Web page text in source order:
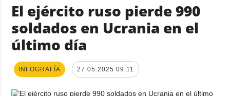
TODAS LAS
CATEGORÍAS
Guerra
Reconstrucción
AGENCIA
El ejército ruso pierde 990
soldados en Ucrania en el
último día
INFOGRAFÍA 27.05.2025 09:11